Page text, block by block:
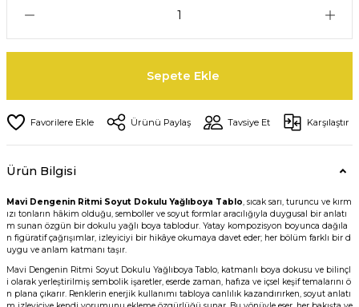
Sepete Ekle
Ürünü Paylaş Tavsiye Et Karşılaştır
Ürün Bilgisi
Mavi Dengenin Ritmi Soyut Dokulu Yağlıboya Tablo, sıcak sarı, turuncu ve kırm
ızı tonların hâkim olduğu, semboller ve soyut formlar aracılığıyla duygusal bir anlatı
m sunan özgün bir dokulu yağlı boya tablodur. Yatay kompozisyon boyunca dağıla
n figüratif çağrışımlar, izleyiciyi bir hikâye okumaya davet eder; her bölüm farklı bir d
uygu ve anlam katmanı taşır.
Mavi Dengenin Ritmi Soyut Dokulu Yağlıboya Tablo, katmanlı boya dokusu ve bilinçl
i olarak yerleştirilmiş sembolik işaretler, eserde zaman, hafıza ve içsel keşif temalarını ö
n plana çıkarır. Renklerin enerjik kullanımı tabloya canlılık kazandırırken, soyut anlatı